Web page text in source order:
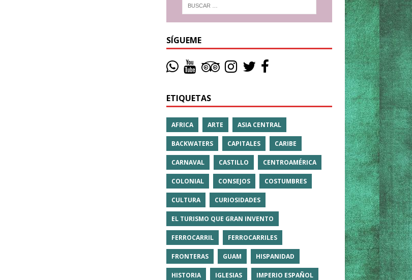
SÍGUEME
ETIQUETAS
AFRICA ARTE ASIA CENTRAL
BACKWATERS CAPITALES CARIBE
CARNAVAL CASTILLO CENTROAMÉRICA
COLONIAL CONSEJOS COSTUMBRES
CULTURA CURIOSIDADES
EL TURISMO QUE GRAN INVENTO
FERROCARRIL FERROCARRILES
FRONTERAS GUAM HISPANIDAD
HISTORIA IGLESIAS IMPERIO ESPAÑOL